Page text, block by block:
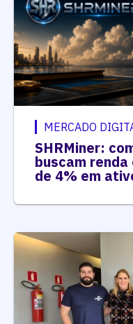
MERCADO
SHRMiner:
buscam
de 4% em